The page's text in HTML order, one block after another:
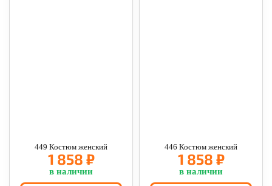
449 Костюм женский
1 858 ₽
в наличии
446 Костюм женский
1 858 ₽
в наличии